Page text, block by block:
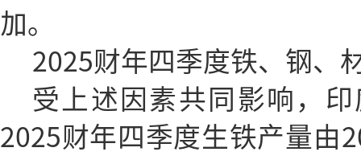
加。
2025财年四季度铁、钢、
受上述因素共同影响，
2025财年四季度生铁产量由